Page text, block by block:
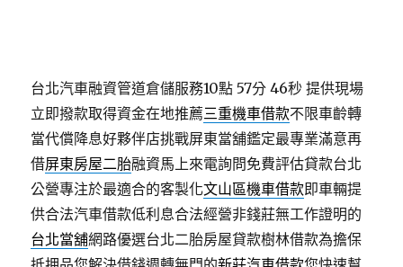
台北汽車融資管道倉儲服務10點 57分 46秒 提供現場
立即撥款取得資金在地推薦三重機車借款不限車齡轉
當代償降息好夥伴店挑戰屏東當舖鑑定最專業滿意再
借屏東房屋二胎融資馬上來電詢問免費評估貸款台北
公營專注於最適合的客製化文山區機車借款即車輛提
供合法汽車借款低利息合法經營非錢莊無工作證明的
台北當舖網路優選台北二胎房屋貸款樹林借款為擔保